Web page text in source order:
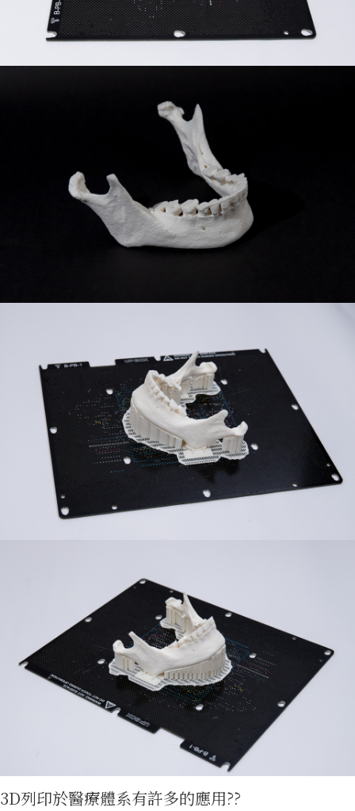
產品
作品集
影片集
免費資
源
3D列印於醫療體系有許多的應用??